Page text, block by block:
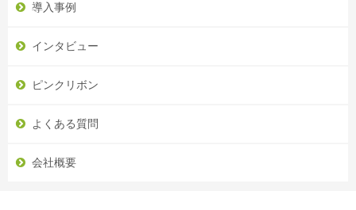
導入事例
インタビュー
ピンクリボン
よくある質問
会社概要